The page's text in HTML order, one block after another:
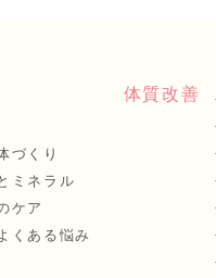
づくり
ミネラル
ケア
くある悩み
体質改善